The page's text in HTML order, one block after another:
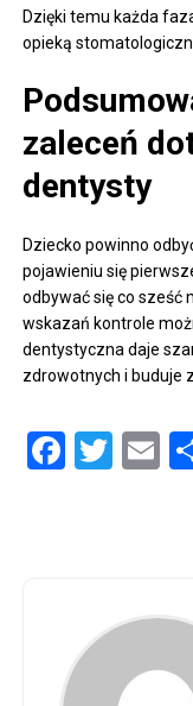
Dzięki temu każda
opieką
zaleceń
dentysty
Dziecko powinno
pojawieniu się
odbywać się co sześć
wskazań kontrole
dentystyczna daje
zdrowotnych i buduje